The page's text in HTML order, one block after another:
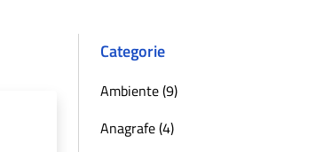
Categorie
Ambiente (9)
Anagrafe (4)